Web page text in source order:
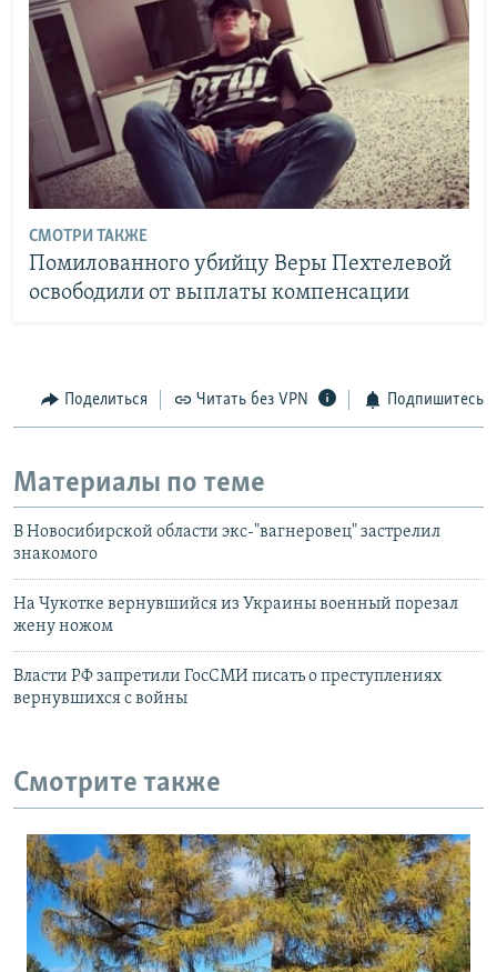
СМОТРИ ТАКЖЕ
Помилованного убийцу Веры Пехтелевой
освободили от выплаты компенсации
Поделиться Читать без VPN Подпишитесь
Материалы по теме
В Новосибирской области экс-"вагнеровец" застрелил
знакомого
На Чукотке вернувшийся из Украины военный порезал
жену ножом
Власти РФ запретили ГосСМИ писать о преступлениях
вернувшихся с войны
Смотрите также